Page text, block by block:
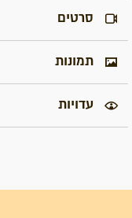
סרטים
תמונות
עדויות